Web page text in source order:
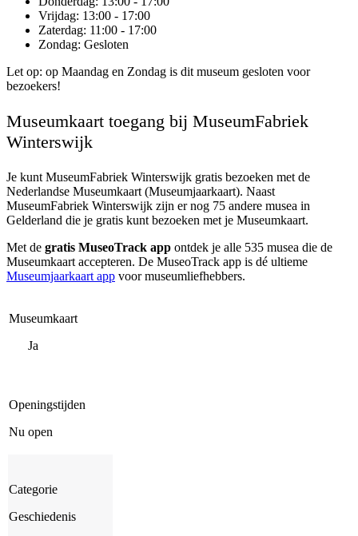
Vrijdag: 13:00 - 17:00
Zaterdag: 11:00 - 17:00
Zondag: Gesloten
Let op: op Maandag en Zondag is dit museum gesloten voor
bezoekers!
Museumkaart toegang bij MuseumFabriek
Winterswijk
Je kunt MuseumFabriek Winterswijk gratis bezoeken met de
Nederlandse Museumkaart (Museumjaarkaart). Naast
MuseumFabriek Winterswijk zijn er nog 75 andere musea in
Gelderland die je gratis kunt bezoeken met je Museumkaart.
Met de gratis MuseoTrack app ontdek je alle 535 musea die de
Museumkaart accepteren. De MuseoTrack app is dé ultieme
Museumjaarkaart app voor museumliefhebbers.
Museumkaart
Ja
Openingstijden
Nu open
Categorie
Geschiedenis